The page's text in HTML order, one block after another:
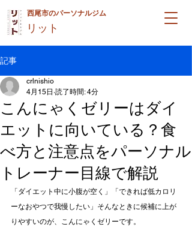
西尾市のパーソナルジム
リット
記事
こんにゃくゼリーはダイ
エットに向いている？食
べ方と注意点をパーソナル
トレーナー目線で解説
crlnishio
4月15日 読了時間: 4分
「ダイエット中に小腹が空く」「できれば低カロリ
ーなおやつで我慢したい」そんなときに候補に上が
りやすいのが、こんにゃくゼリーです。